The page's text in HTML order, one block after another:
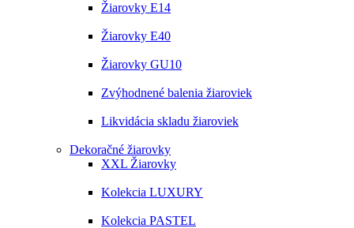
Žiarovky E14
Žiarovky E40
Žiarovky GU10
Zvýhodnené balenia žiaroviek
Likvidácia skladu žiaroviek
Dekoračné žiarovky
XXL Žiarovky
Kolekcia LUXURY
Kolekcia PASTEL